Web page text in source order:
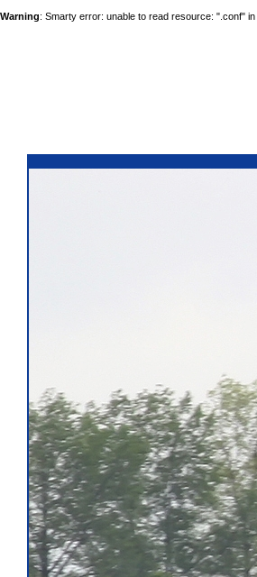
Warning: Smarty error: unable to read resource: ".conf" in